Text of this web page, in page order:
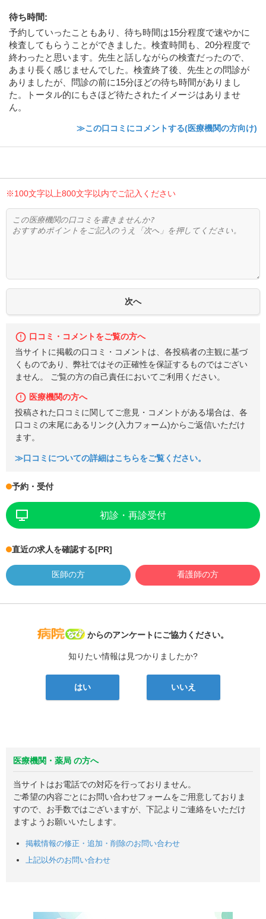
待ち時間:
予約していったこともあり、待ち時間は15分程度で速やかに
検査してもらうことができました。検査時間も、20分程度で
終わったと思います。先生と話しながらの検査だったので、
あまり長く感じませんでした。検査終了後、先生との問診が
ありましたが、問診の前に15分ほどの待ち時間がありまし
た。トータル的にもさほど待たされたイメージはありませ
ん。
≫この口コミにコメントする(医療機関の方向け)
※100文字以上800文字以内でご記入ください
口コミ・コメントをご覧の方へ
当サイトに掲載の口コミ・コメントは、各投稿者の主観に基づ
くものであり、弊社ではその正確性を保証するものではござい
ません。 ご覧の方の自己責任においてご利用ください。
医療機関の方へ
投稿された口コミに関してご意見・コメントがある場合は、各
口コミの末尾にあるリンク(入力フォーム)からご返信いただけ
ます。
≫口コミについての詳細はこちらをご覧ください。
予約・受付
初診・再診受付
直近の求人を確認する[PR]
医師の方 看護師の方
病院なび
からのアンケートにご協力ください。
知りたい情報は見つかりましたか?
はい いいえ
医療機関・薬局 の方へ
当サイトはお電話での対応を行っておりません。
ご希望の内容ごとにお問い合わせフォームをご用意しておりま
すので、お手数ではございますが、下記よりご連絡をいただけ
ますようお願いいたします。
掲載情報の修正・追加・削除のお問い合わせ
上記以外のお問い合わせ